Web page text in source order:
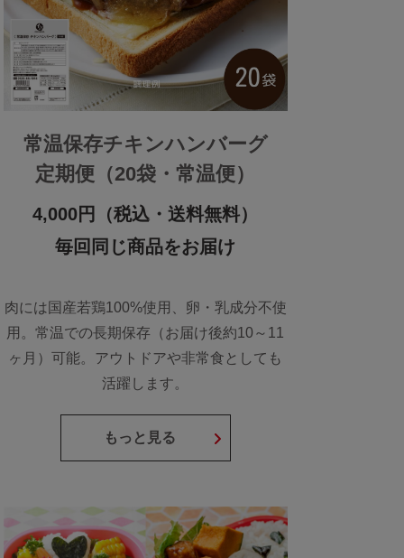
常温保存チキンハンバーグ
定期便（20袋・常温便）
4,000円（税込・送料無料）
毎回同じ商品をお届け
肉には国産若鶏100%使用、卵・乳成分不使
用。常温での長期保存（お届け後約10～11
ヶ月）可能。アウトドアや非常食としても
活躍します。
もっと見る